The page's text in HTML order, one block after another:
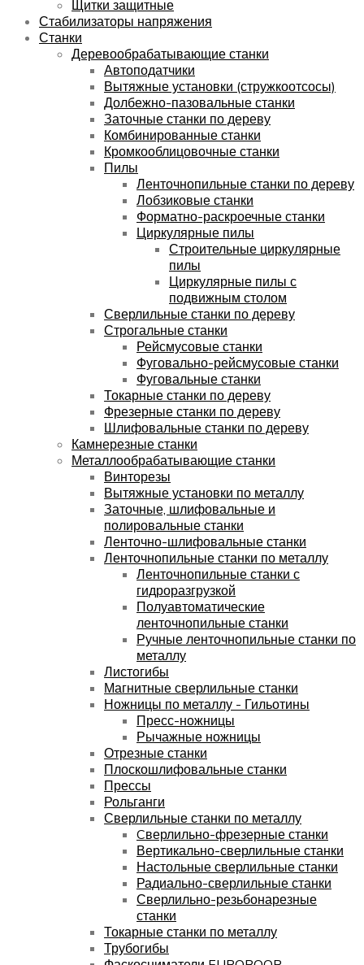
Щитки защитные
Стабилизаторы напряжения
Станки
Деревообрабатывающие станки
Автоподатчики
Вытяжные установки (стружкоотсосы)
Долбежно-пазовальные станки
Заточные станки по дереву
Комбинированные станки
Кромкооблицовочные станки
Пилы
Ленточнопильные станки по дереву
Лобзиковые станки
Форматно-раскроечные станки
Циркулярные пилы
Строительные циркулярные
пилы
Циркулярные пилы с
подвижным столом
Сверлильные станки по дереву
Строгальные станки
Рейсмусовые станки
Фуговально-рейсмусовые станки
Фуговальные станки
Токарные станки по дереву
Фрезерные станки по дереву
Шлифовальные станки по дереву
Камнерезные станки
Металлообрабатывающие станки
Винторезы
Вытяжные установки по металлу
Заточные, шлифовальные и
полировальные станки
Ленточно-шлифовальные станки
Ленточнопильные станки по металлу
Ленточнопильные станки с
гидроразгрузкой
Полуавтоматические
ленточнопильные станки
Ручные ленточнопильные станки по
металлу
Листогибы
Магнитные сверлильные станки
Ножницы по металлу - Гильотины
Пресс-ножницы
Рычажные ножницы
Отрезные станки
Плоскошлифовальные станки
Прессы
Рольганги
Сверлильные станки по металлу
Cверлильно-фрезерные станки
Вертикально-сверлильные станки
Настольные сверлильные станки
Радиально-сверлильные станки
Сверлильно-резьбонарезные
станки
Токарные станки по металлу
Трубогибы